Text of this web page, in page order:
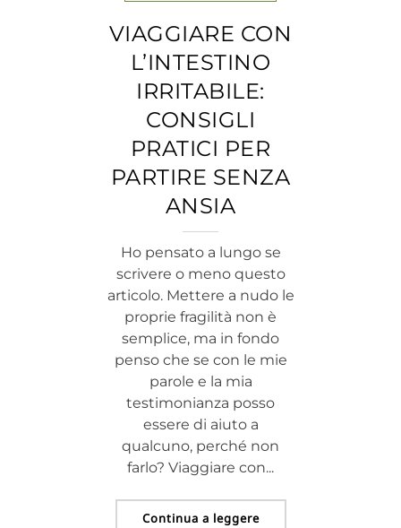
VIAGGIARE CON
L’INTESTINO
IRRITABILE:
CONSIGLI
PRATICI PER
PARTIRE SENZA
ANSIA
Ho pensato a lungo se
scrivere o meno questo
articolo. Mettere a nudo le
proprie fragilità non è
semplice, ma in fondo
penso che se con le mie
parole e la mia
testimonianza posso
essere di aiuto a
qualcuno, perché non
farlo? Viaggiare con...
Continua a leggere